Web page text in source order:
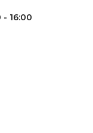
- 16:00